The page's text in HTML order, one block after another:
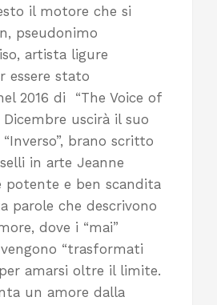
il motore che si
pseudonimo
artista ligure
essere stato
2016 di “The Voice of
Dicembre uscirà il suo
brano scritto
in arte Jeanne
potente e ben scandita
parole che descrivono
dove i “mai”
vengono “trasformati
per amarsi oltre il limite.
un amore dalla